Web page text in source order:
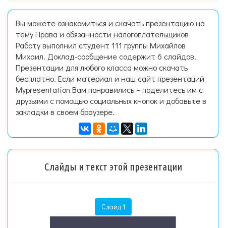
Вы можете ознакомиться и скачать презентацию на
тему Права и обязанности налогоплательщиков
Работу выполнил студент 111 группы Михайлов
Михаил. Доклад-сообщение содержит 6 слайдов.
Презентации для любого класса можно скачать
бесплатно. Если материал и наш сайт презентаций
Mypresentation Вам понравились – поделитесь им с
друзьями с помощью социальных кнопок и добавьте в
закладки в своем браузере.
Слайды и текст этой презентации
Слайд 1